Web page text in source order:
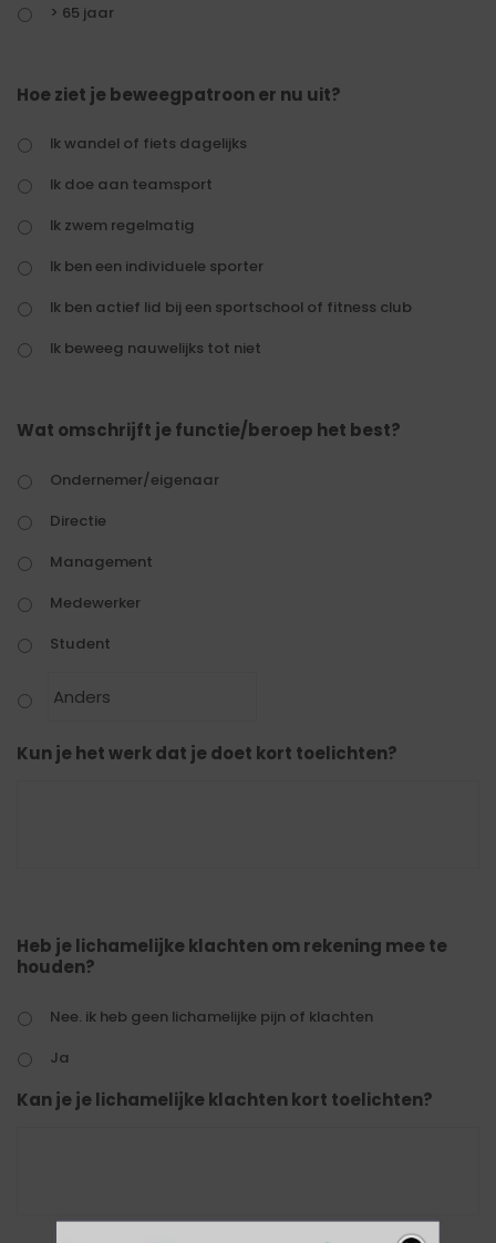
> 65 jaar
Hoe ziet je beweegpatroon er nu uit?
Ik wandel of fiets dagelijks
Ik doe aan teamsport
Ik zwem regelmatig
Ik ben een individuele sporter
Ik ben actief lid bij een sportschool of fitness club
Ik beweeg nauwelijks tot niet
Wat omschrijft je functie/beroep het best?
Ondernemer/eigenaar
Directie
Management
Medewerker
Student
Kun je het werk dat je doet kort toelichten?
Heb je lichamelijke klachten om rekening mee te
houden?
Nee. ik heb geen lichamelijke pijn of klachten
Ja
Kan je je lichamelijke klachten kort toelichten?